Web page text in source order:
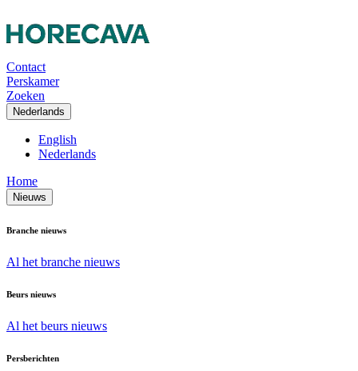
Contact
Perskamer
Zoeken
Nederlands
English
Nederlands
Home
Nieuws
Branche nieuws
Al het branche nieuws
Beurs nieuws
Al het beurs nieuws
Persberichten